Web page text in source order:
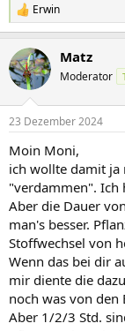
R
e
k
t
i
e
:
Erwin
Matz
Moderator
23 Dezember 2024
Moin Moni,
ich wollte damit ja
"verdammen". Ich
Aber die Dauer
man's besser.
Stoffwechsel von
Wenn das bei dir
mir diente die
noch was von den
Aber 1/2/3 Std.